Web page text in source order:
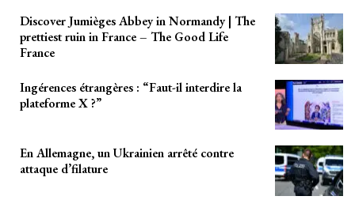
Discover Jumièges Abbey in Normandy | The
prettiest ruin in France – The Good Life
France
Ingérences étrangères : “Faut-il interdire la
plateforme X ?”
En Allemagne, un Ukrainien arrêté contre
attaque d’filature